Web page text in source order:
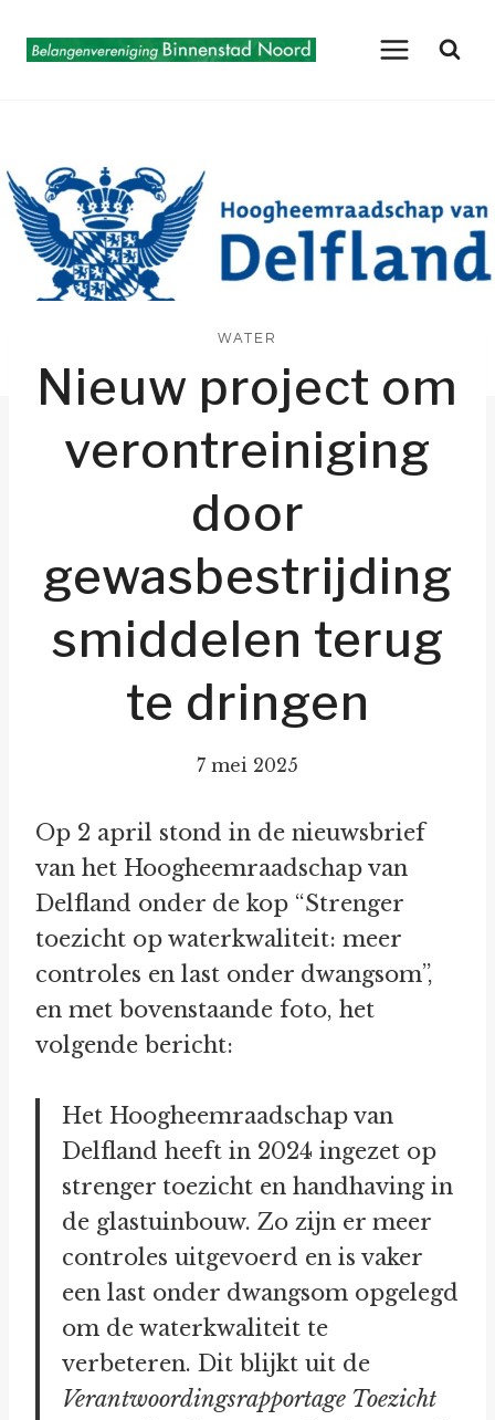
naar
WATER
Nieuw project om
verontreiniging
door
gewasbestrijding
smiddelen terug
te dringen
7 mei 2025
Op 2 april stond in de nieuwsbrief
van het Hoogheemraadschap van
Delfland onder de kop “Strenger
toezicht op waterkwaliteit: meer
controles en last onder dwangsom”,
en met bovenstaande foto, het
volgende bericht:
Het Hoogheemraadschap van
Delfland heeft in 2024 ingezet op
strenger toezicht en handhaving in
de glastuinbouw. Zo zijn er meer
controles uitgevoerd en is vaker
een last onder dwangsom opgelegd
om de waterkwaliteit te
verbeteren. Dit blijkt uit de
Verantwoordingsrapportage Toezicht